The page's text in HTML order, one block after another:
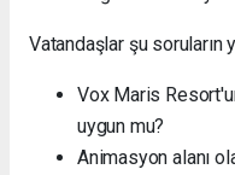
Vatandaşlar şu soruların
Vox Maris
uygun mu?
Animasyon alanı